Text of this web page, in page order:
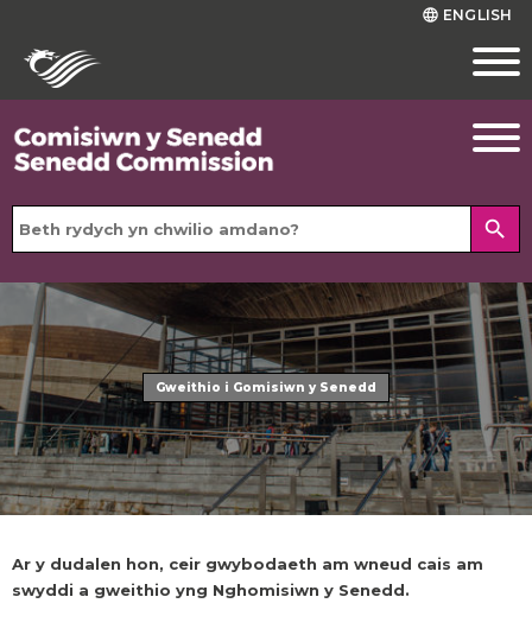
language ENGLISH
search
Gweithio i Gomisiwn y Senedd
Ar y dudalen hon, ceir gwybodaeth am wneud cais am
swyddi a gweithio yng Nghomisiwn y Senedd.